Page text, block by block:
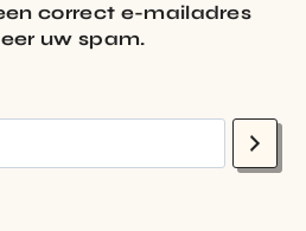
correct e-mailadres
uw spam.